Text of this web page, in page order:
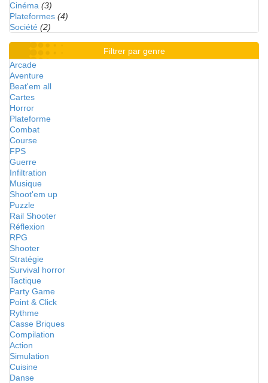
Cinéma (3)
Plateformes (4)
Société (2)
Filtrer par genre
Arcade
Aventure
Beat'em all
Cartes
Horror
Plateforme
Combat
Course
FPS
Guerre
Infiltration
Musique
Shoot'em up
Puzzle
Rail Shooter
Réflexion
RPG
Shooter
Stratégie
Survival horror
Tactique
Party Game
Point & Click
Rythme
Casse Briques
Compilation
Action
Simulation
Cuisine
Danse